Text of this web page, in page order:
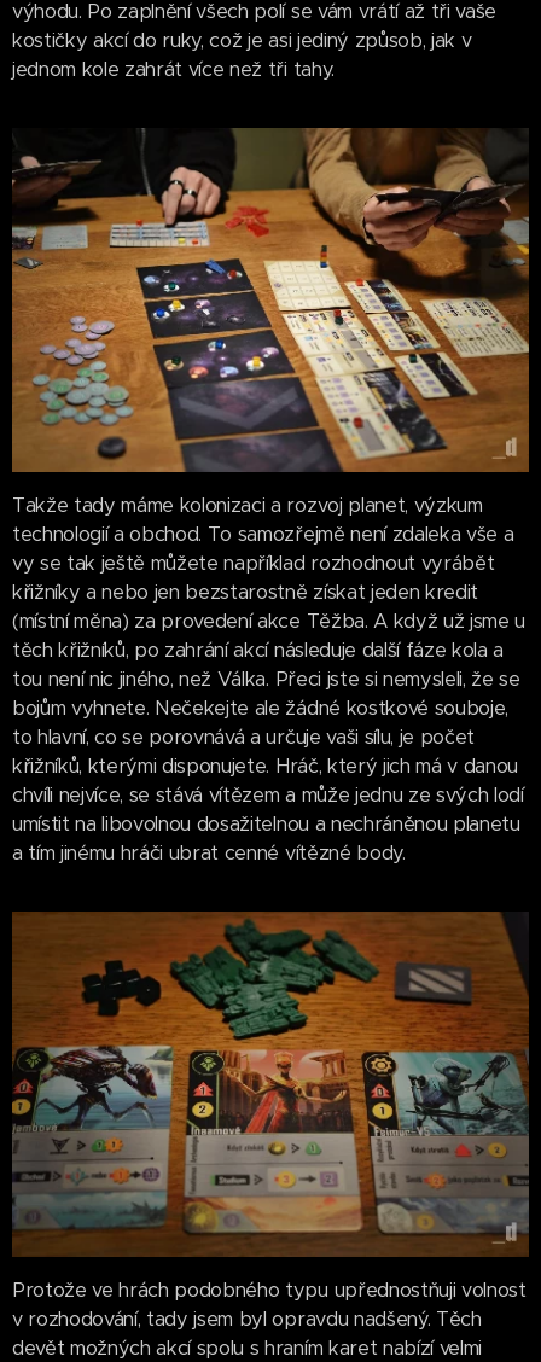
výhodu. Po zaplnění všech polí se vám vrátí až tři vaše
kostičky akcí do ruky, což je asi jediný způsob, jak v
jednom kole zahrát více než tři tahy.
Takže tady máme kolonizaci a rozvoj planet, výzkum
technologií a obchod. To samozřejmě není zdaleka vše a
vy se tak ještě můžete například rozhodnout vyrábět
křižníky a nebo jen bezstarostně získat jeden kredit
(místní měna) za provedení akce Těžba. A když už jsme u
těch křižníků, po zahrání akcí následuje další fáze kola a
tou není nic jiného, než Válka. Přeci jste si nemysleli, že se
bojům vyhnete. Nečekejte ale žádné kostkové souboje,
to hlavní, co se porovnává a určuje vaši sílu, je počet
křižníků, kterými disponujete. Hráč, který jich má v danou
chvíli nejvíce, se stává vítězem a může jednu ze svých lodí
umístit na libovolnou dosažitelnou a nechráněnou planetu
a tím jinému hráči ubrat cenné vítězné body.
Protože ve hrách podobného typu upřednostňuji volnost
v rozhodování, tady jsem byl opravdu nadšený. Těch
devět možných akcí spolu s hraním karet nabízí velmi